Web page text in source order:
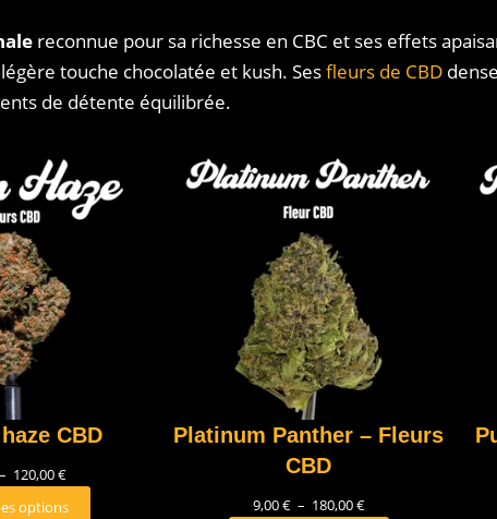
reconnue pour sa richesse en CBC et ses effets
touche chocolatée et kush. Sesfleurs de CBD
de détente équilibrée.
CBD
– 120,00€
options
Platinum Panther – Fleurs
CBD
9,00€ – 180,00€